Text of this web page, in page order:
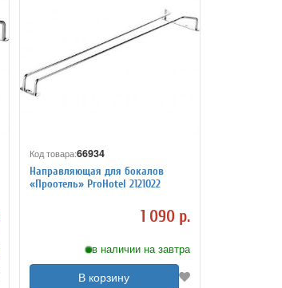
Код товара:66934
Направляющая для бокалов
«Проотель» ProHotel 2121022
1 090 р.
в наличии на завтра
В корзину